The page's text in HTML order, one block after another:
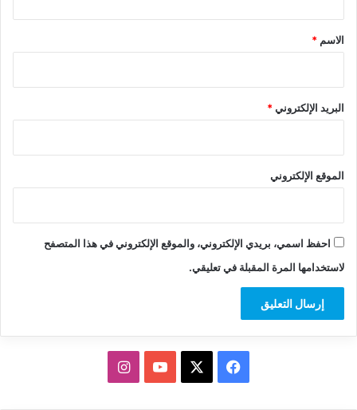
*
الاسم *
البريد الإلكتروني*
الموقع الإلكتروني
احفظ اسمي، بريدي الإلكتروني، والموقع الإلكتروني في هذا المتصفح
لاستخدامها المرة المقبلة في تعليقي.
فيسبوك ‫YouTubeانستقرام